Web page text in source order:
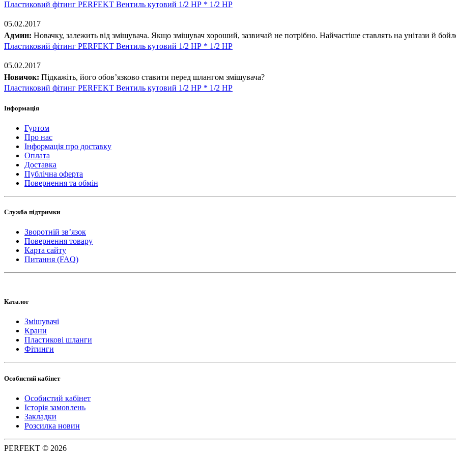
Пластиковий фітинг PERFEKT Вентиль кутовий 1/2 НР * 1/2 НР
05.02.2017
Админ: Новачку, залежить від змішувача. Якщо змішувач хороший, зазвичай не потрібно. Найчастіше ставлять на унітази й
Пластиковий фітинг PERFEKT Вентиль кутовий 1/2 НР * 1/2 НР
05.02.2017
Новичок: Підкажіть, його обов’язково ставити перед шлангом змішувача?
Пластиковий фітинг PERFEKT Вентиль кутовий 1/2 НР * 1/2 НР
Інформація
Гуртом
Про нас
Інформація про доставку
Оплата
Доставка
Публічна оферта
Повернення та обмін
Служба підтримки
Зворотній зв’язок
Повернення товару
Карта сайту
Питання (FAQ)
Каталог
Змішувачі
Крани
Пластикові шланги
Фітинги
Особистий кабінет
Особистий кабінет
Історія замовлень
Закладки
Розсилка новин
PERFEKT © 2026